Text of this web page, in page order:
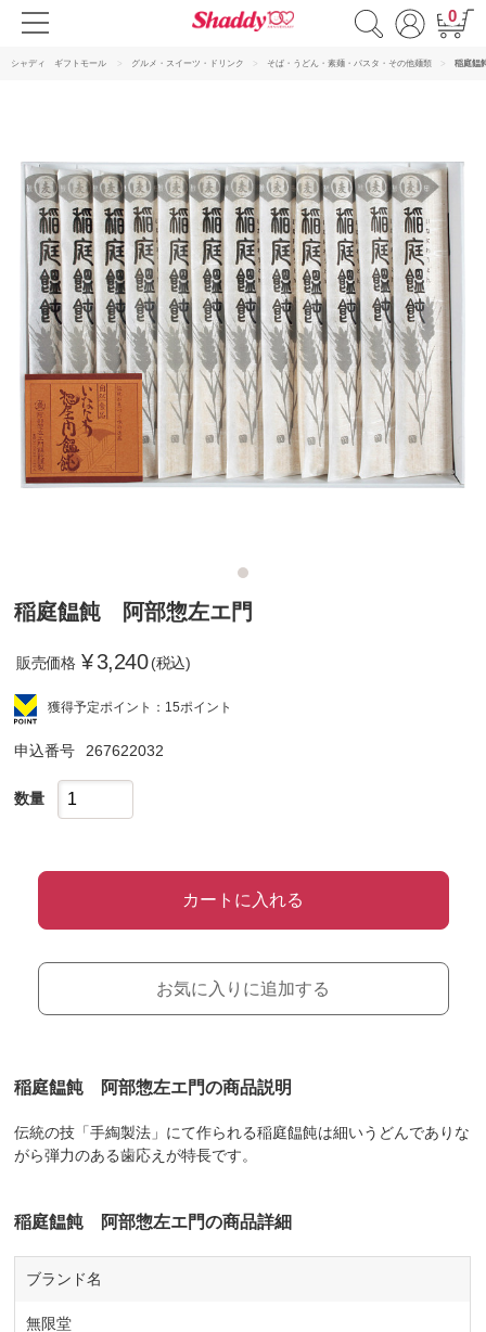
0
シャディ ギフトモール グルメ・スイーツ・ドリンク そば・うどん・素麺・パスタ・その他麺類 稲庭饂
稲庭饂飩 阿部惣左エ門
販売価格 ¥3,240 (税込)
獲得予定ポイント：15ポイント
申込番号 267622032
数量
カートに入れる
お気に入りに追加する
稲庭饂飩 阿部惣左エ門の商品説明
伝統の技「手綯製法」にて作られる稲庭饂飩は細いうどんでありな
がら弾力のある歯応えが特長です。
稲庭饂飩 阿部惣左エ門の商品詳細
ブランド名
無限堂